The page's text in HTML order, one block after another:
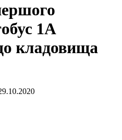
1А
кладовища